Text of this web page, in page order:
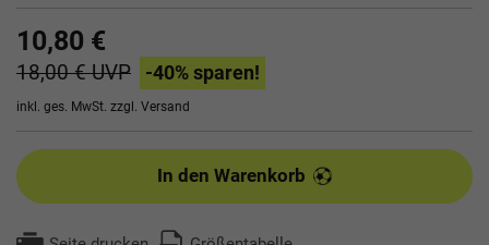
10,80 €
18,00 €UVP -40% sparen!
inkl. ges. MwSt. zzgl. Versand
In den Warenkorb